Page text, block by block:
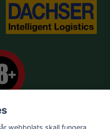
webbplats skall fungera